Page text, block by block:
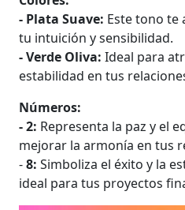
- Plata Suave: Este tono te
tu intuición y sensibilidad.
- Verde Oliva: Ideal para
estabilidad en tus
Números:
- 2: Representa la paz y el
mejorar la armonía en tus
-8: Simboliza el éxito y la
ideal para tus proyectos